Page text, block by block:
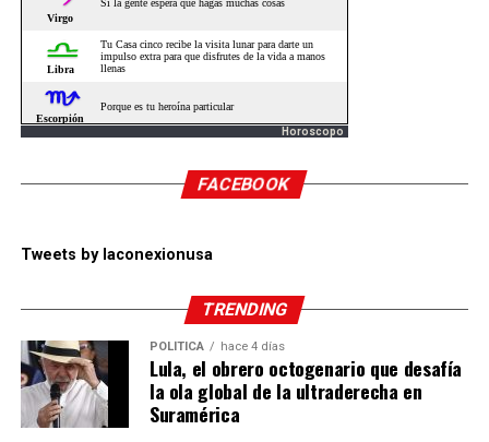
Horoscopo
FACEBOOK
Tweets by laconexionusa
TRENDING
POLÍTICA hace 4 días
Lula, el obrero octogenario que desafía
la ola global de la ultraderecha en
Suramérica